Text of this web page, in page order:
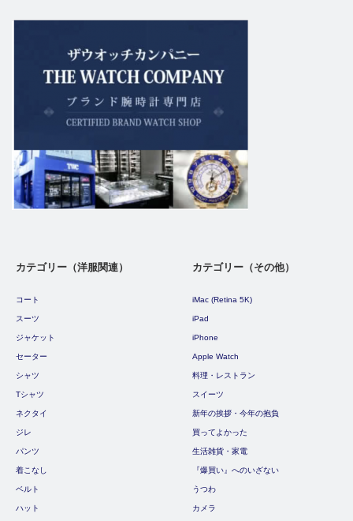
カテゴリー（洋服関連）
コート
スーツ
ジャケット
セーター
シャツ
Tシャツ
ネクタイ
ジレ
パンツ
着こなし
ベルト
ハット
カテゴリー（その他）
iMac (Retina 5K)
iPad
iPhone
Apple Watch
料理・レストラン
スイーツ
新年の挨拶・今年の抱負
買ってよかった
生活雑貨・家電
『爆買い』へのいざない
うつわ
カメラ